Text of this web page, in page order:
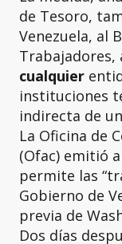
de Tesoro,
Venezuela, al
Trabajadores,
cualquier
instituciones
indirecta de
La Oficina de
(Ofac) emitió
permite las
Gobierno de
previa de
Dos días